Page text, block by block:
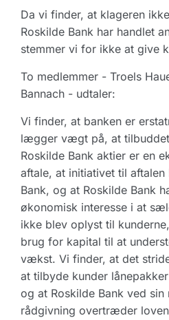
Da vi finder, at klageren
Roskilde Bank har handlet
stemmer vi for ikke at give
To medlemmer - Troels
Bannach - udtaler:
Vi finder, at banken er
lægger vægt på, at
Roskilde Bank aktier er en
aftale, at initiativet til
Bank, og at Roskilde Bank
økonomisk interesse i at
ikke blev oplyst til
brug for kapital til at
vækst. Vi finder, at det
at tilbyde kunder
og at Roskilde Bank ved sin
rådgivning overtræder